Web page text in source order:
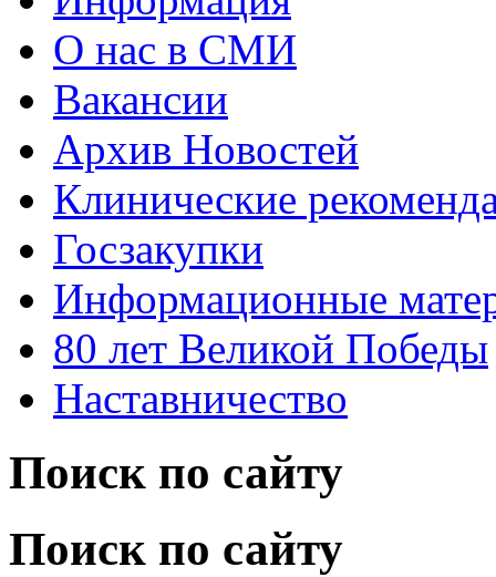
О нас в СМИ
Вакансии
Архив Новостей
Клинические
Госзакупки
Информационные
80 лет Великой Победы
Наставничество
Поиск по сайту
Поиск по сайту